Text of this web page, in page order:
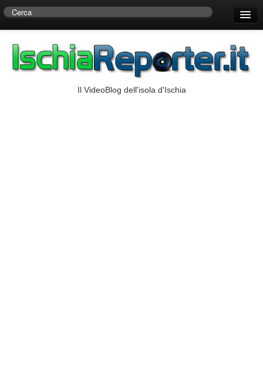
Centro di Ricerche Storiche D’Ambra
Il VideoBlog dell'isola d'Ischia